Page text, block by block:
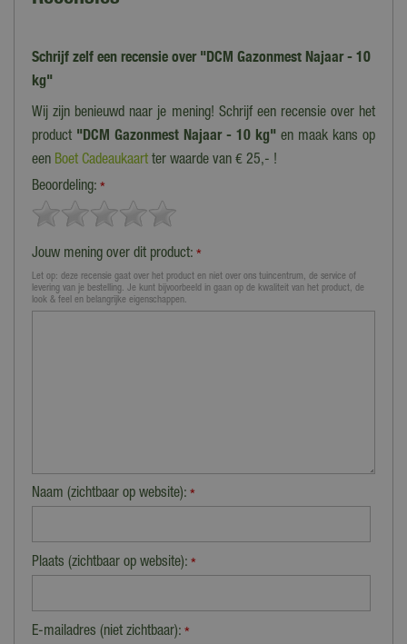
Schrijf zelf een recensie over "DCM Gazonmest Najaar - 10
kg"
Wij zijn benieuwd naar je mening! Schrijf een recensie over het
product "DCM Gazonmest Najaar - 10 kg" en maak kans op
een Boet Cadeaukaart ter waarde van € 25,- !
Beoordeling: *
Jouw mening over dit product: *
Let op: deze recensie gaat over het product en niet over ons tuincentrum, de service of
levering van je bestelling. Je kunt bijvoorbeeld in gaan op de kwaliteit van het product, de
look & feel en belangrijke eigenschappen.
Naam (zichtbaar op website): *
Plaats (zichtbaar op website): *
E-mailadres (niet zichtbaar): *